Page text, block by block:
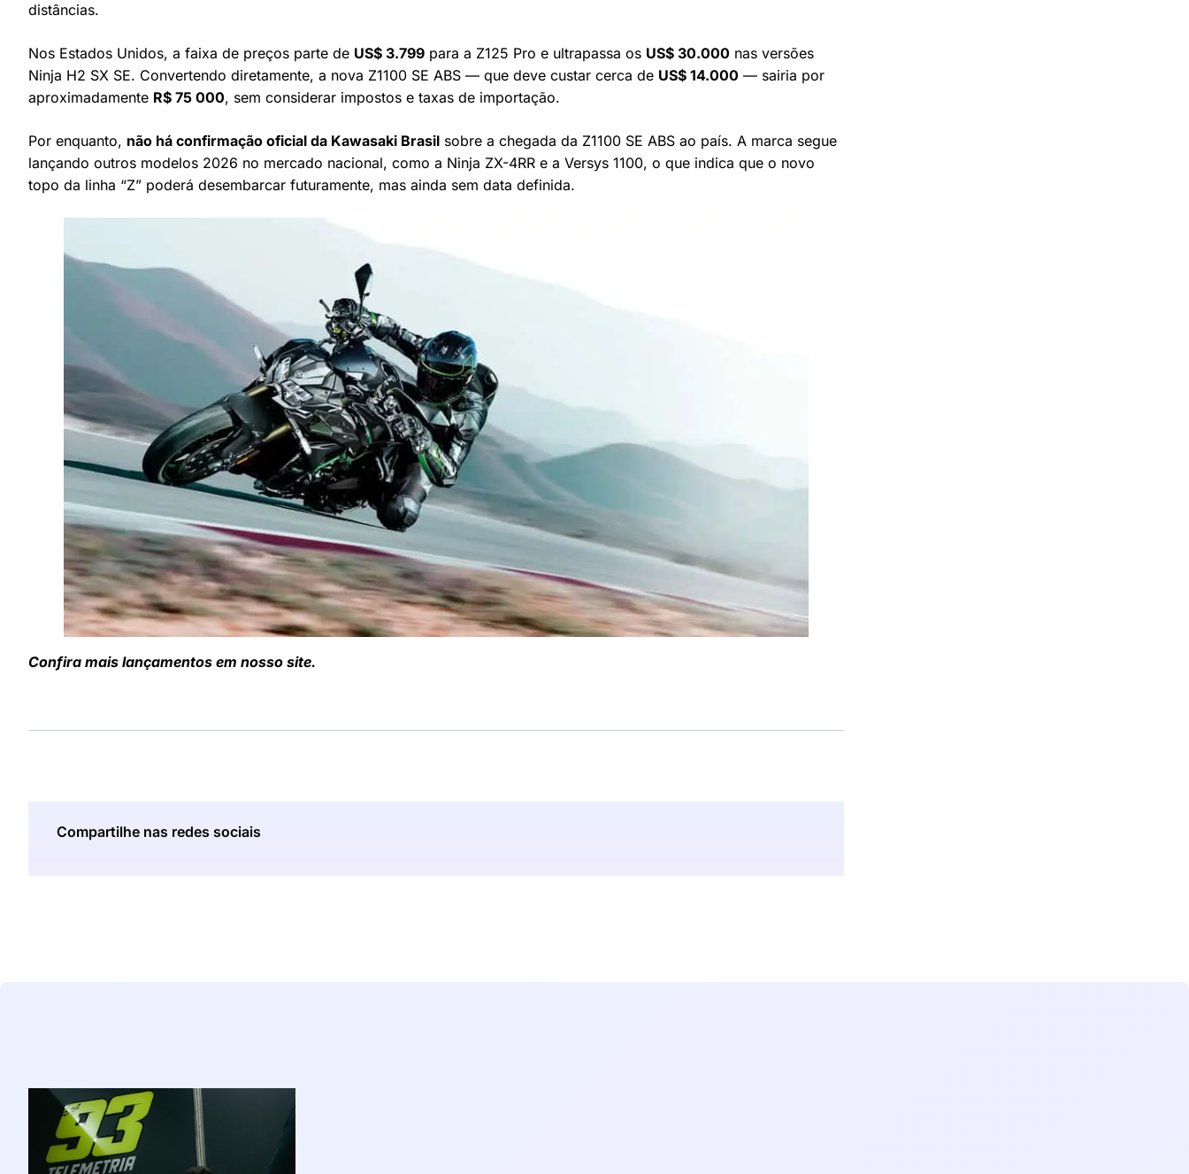
distâncias.
Nos Estados Unidos, a faixa de preços parte de US$ 3.799 para a Z125 Pro e ultrapassa os US$ 30.000 nas versões
Ninja H2 SX SE. Convertendo diretamente, a nova Z1100 SE ABS — que deve custar cerca de US$ 14.000 — sairia por
aproximadamente R$ 75 000, sem considerar impostos e taxas de importação.
Por enquanto, não há confirmação oficial da Kawasaki Brasil sobre a chegada da Z1100 SE ABS ao país. A marca segue
lançando outros modelos 2026 no mercado nacional, como a Ninja ZX-4RR e a Versys 1100, o que indica que o novo
topo da linha “Z” poderá desembarcar futuramente, mas ainda sem data definida.
Confira mais lançamentos em nosso site.
Compartilhe nas redes sociais